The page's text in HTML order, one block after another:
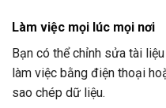
Làm việc mọi lúc mọi nơi
Bạn có thể chỉnh sửa tài
làm việc bằng điện thoại
sao chép dữ liệu.